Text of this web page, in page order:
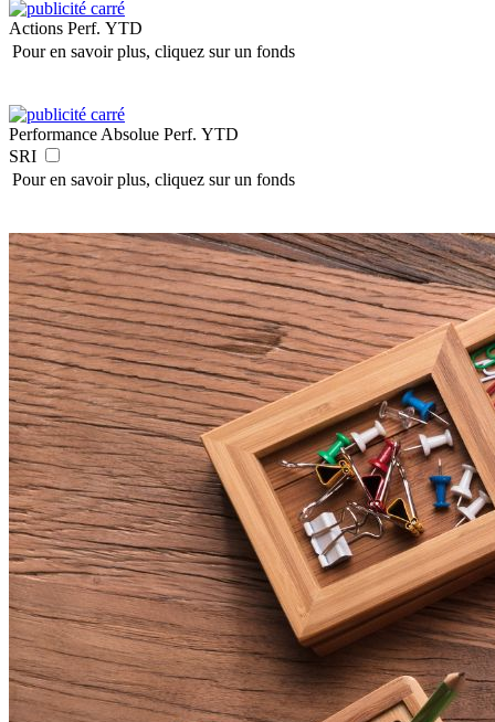
Actions Perf. YTD
Pour en savoir plus, cliquez sur un fonds
Performance Absolue Perf. YTD
SRI
Pour en savoir plus, cliquez sur un fonds